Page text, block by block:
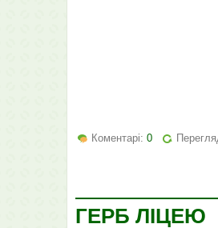
Коментарі: 0
ГЕРБ ЛІЦЕЮ